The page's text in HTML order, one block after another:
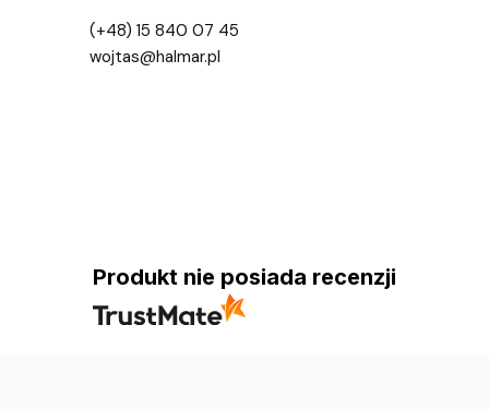
(+48) 15 840 07 45
wojtas@halmar.pl
Produkt nie posiada recenzji